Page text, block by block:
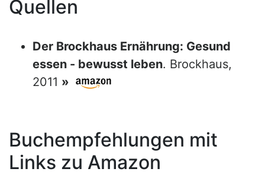
Quellen
Der Brockhaus Ernährung: Gesund
essen - bewusst leben. Brockhaus,
2011 »
Buchempfehlungen mit
Links zu Amazon